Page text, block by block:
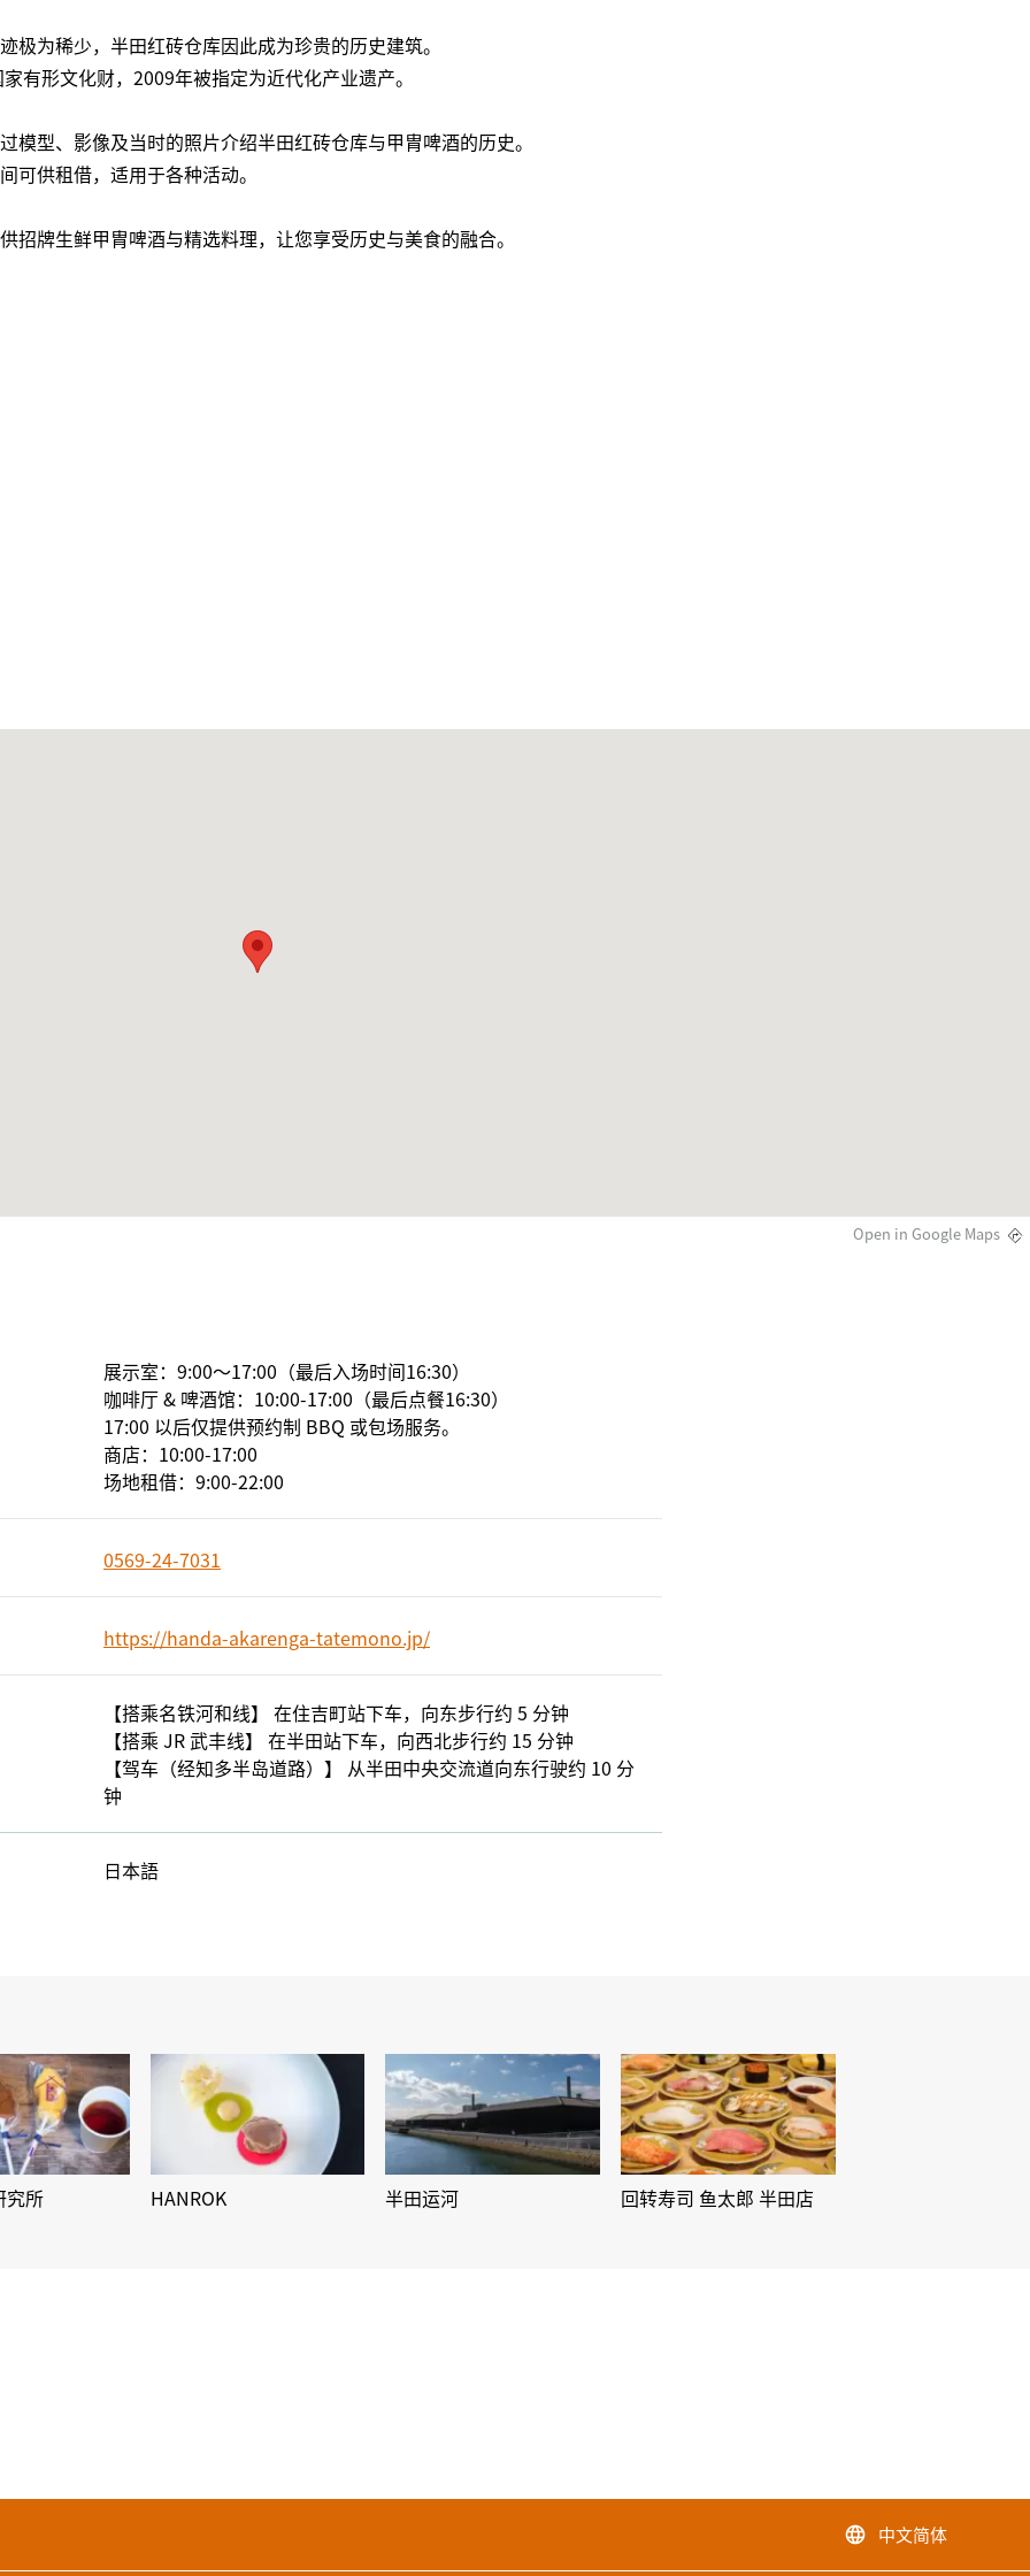
极为稀少，半田红砖仓库因此成为珍贵的历史建筑。
有形文化财，2009年被指定为近代化产业遗产。
模型、影像及当时的照片介绍半田红砖仓库与甲胄啤酒的历史。
可供租借，适用于各种活动。
招牌生鲜甲胄啤酒与精选料理，让您享受历史与美食的融合。
Open in Google Maps
展示室：9:00～17:00（最后入场时间16:30）
咖啡厅 & 啤酒馆：10:00-17:00（最后点餐16:30）
17:00 以后仅提供预约制 BBQ 或包场服务。
商店：10:00-17:00
场地租借：9:00-22:00
0569-24-7031
https://handa-akarenga-tatemono.jp/
【搭乘名铁河和线】 在住吉町站下车，向东步行约 5 分钟
【搭乘 JR 武丰线】 在半田站下车，向西北步行约 15 分钟
【驾车（经知多半岛道路）】 从半田中央交流道向东行驶约 10 分
钟
日本語
究所 HANROK 半田运河 回转寿司 鱼太郎 半田店
language 中文简体